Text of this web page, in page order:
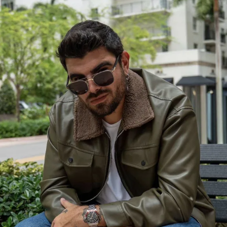
evolucionar y ser mejores seres humanos cada día”
expresó Peralta.
Actualmente tripolar supera las 100 mil visualizaciones
en su canal oficial de Youtube, en su quinta semana, lo
que le ha permitido ganar también nuevos suscriptores,
que se convierten en seguidores de su música, arribando
a 15 mil, enalteciendo lo mejor de su ciudad natal
Barquisimeto.
Por su parte, Peralta se prepara para su próxima
presentación como talento invitado conocido como
“Noche de Desmadre” pautado para el 30 de noviembre
en Coral Gables, Florida, un importante evento
producido por la colombiana Paula Zelaya.
Trayectoria Musical
Esta artista goza de un legado musical admirable, de los